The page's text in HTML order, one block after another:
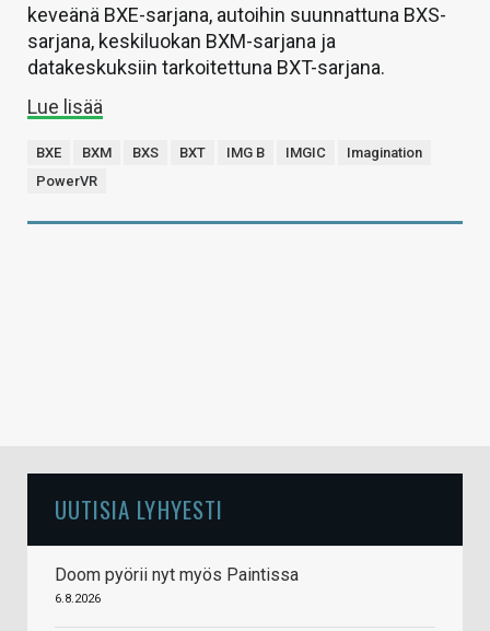
keveänä BXE-sarjana, autoihin suunnattuna BXS-
sarjana, keskiluokan BXM-sarjana ja
datakeskuksiin tarkoitettuna BXT-sarjana.
Lue lisää
BXE BXM BXS BXT IMG B IMGIC
Imagination
PowerVR
UUTISIA LYHYESTI
Doom pyörii nyt myös Paintissa
6.8.2026